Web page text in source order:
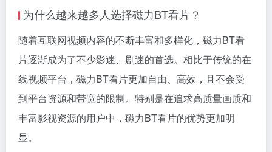
为什么越来越多人选择磁力BT看片？
随着互联网视频内容的不断丰富和多样化，磁力BT看
片逐渐成为了不少影迷、剧迷的首选。相比于传统的在
线视频平台，磁力BT看片更加自由、高效，且不会受
到平台资源和带宽的限制。特别是在追求高质量画质和
丰富影视资源的用户中，磁力BT看片的优势更加明
显。